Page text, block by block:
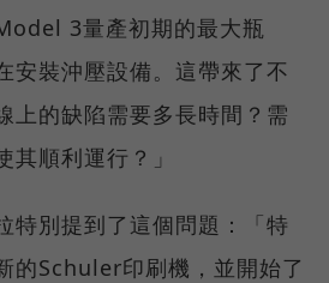
3量產初期的最大瓶
安裝沖壓設備。這帶來了不
上的缺陷需要多長時間？需
順利運行？」
特別提到了這個問題：「特
的Schuler印刷機，並開始了